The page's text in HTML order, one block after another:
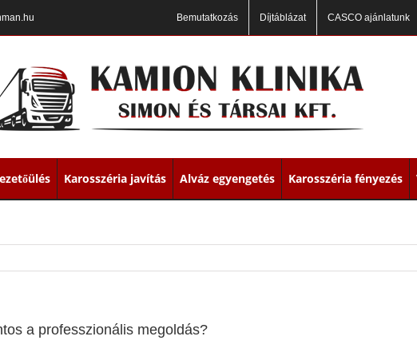
Bemutatkozás Díjtáblázat CASCO ajánlatunk
Karosszéria javítás Alváz egyengetés Karosszéria fényezés
a professzionális megoldás?